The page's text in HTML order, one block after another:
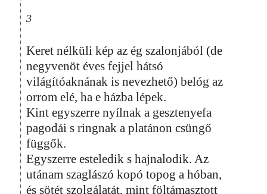
3
Keret nélküli kép az ég szalonjából (de
negyvenöt éves fejjel hátsó
világítóaknának is nevezhető) belóg az
orrom elé, ha e házba lépek.
Kint egyszerre nyílnak a gesztenyefa
pagodái s ringnak a platánon csüngő
függők.
Egyszerre esteledik s hajnalodik. Az
utánam szaglászó kopó topog a hóban,
és sötét szolgálatát, mint föltámasztott